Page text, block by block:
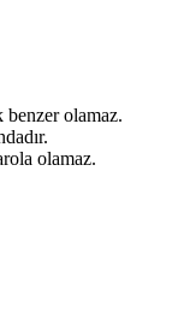
olamaz.
olamaz.